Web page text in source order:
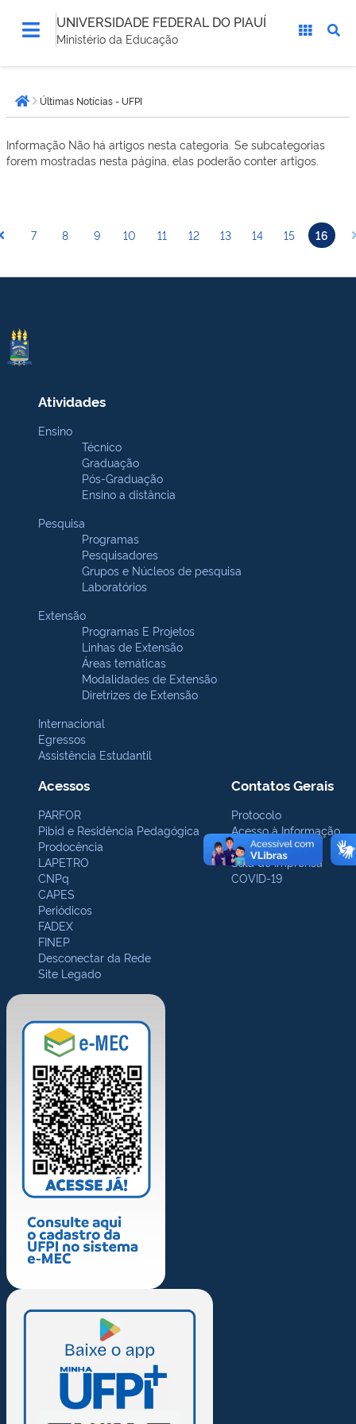
UNIVERSIDADE FEDERAL DO PIAUÍ
Ministério da Educação
está
aqui:Página inicial
Últimas Notícias - UFPI
Informação Não há artigos nesta categoria. Se subcategorias
forem mostradas nesta página, elas poderão conter artigos.
7 8 9 10 11 12 13 14 15 16
Atividades
Ensino
Técnico
Graduação
Pós-Graduação
Ensino a distância
Pesquisa
Programas
Pesquisadores
Grupos e Núcleos de pesquisa
Laboratórios
Extensão
Programas E Projetos
Linhas de Extensão
Áreas temáticas
Modalidades de Extensão
Diretrizes de Extensão
Internacional
Egressos
Assistência Estudantil
Acessos
PARFOR
Pibid e Residência Pedagógica
Prodocência
LAPETRO
CNPq
CAPES
Periódicos
FADEX
FINEP
Desconectar da Rede
Site Legado
Contatos Gerais
Protocolo
Acesso à Informação
Ouvidoria
Sala de Imprensa
COVID-19